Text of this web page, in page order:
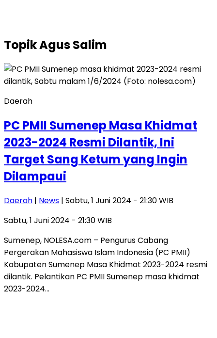
TopikAgus Salim
Daerah
PC PMII Sumenep Masa Khidmat
2023-2024 Resmi Dilantik, Ini
Target Sang Ketum yang Ingin
Dilampaui
Daerah | News | Sabtu, 1 Juni 2024 - 21:30 WIB
Sabtu, 1 Juni 2024 - 21:30 WIB
Sumenep, NOLESA.com – Pengurus Cabang
Pergerakan Mahasiswa Islam Indonesia (PC PMII)
Kabupaten Sumenep Masa Khidmat 2023-2024 resmi
dilantik. Pelantikan PC PMII Sumenep masa khidmat
2023-2024…